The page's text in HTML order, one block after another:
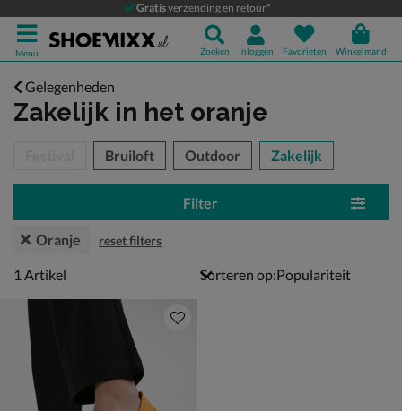
Gratisverzending en retour*
Menu Zoeken Inloggen Favorieten Winkelmand
Gelegenheden
Zakelijk in het oranje
Bruiloft Outdoor Zakelijk
Filter
Oranje reset filters
1 artikel
1 Artikel Sorteren op: